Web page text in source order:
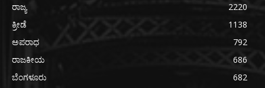
ರಾಜ್ಯ
2220
ಕ್ರೀಡೆ
1138
ಅಪರಾಧ
792
ರಾಜಕೀಯ
686
ಬೆಂಗಳೂರು
682